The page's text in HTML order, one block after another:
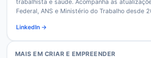
trabalhista e saúde. Acompanha as
Federal, ANS e Ministério do Trabalho desde
LinkedIn →
MAIS EM CRIAR E EMPREENDER